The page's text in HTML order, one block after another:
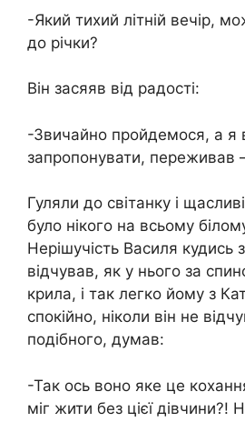
-Який тихий літній вечір,
до річки?
Він засяяв від радості:
-Звичайно пройдемося, а я
запропонувати, переживав
Гуляли до світанку і
було нікого на всьому білому
Нерішучість Василя кудись
відчував, як у нього за
крила, і так легко йому з
спокійно, ніколи він не
подібного, думав:
-Так ось воно яке це
міг жити без цієї дівчини?!